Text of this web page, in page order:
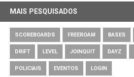
MAIS PESQUISADOS
SCOREBOARDS FREEROAM BASES
DRIFT LEVEL JOINQUIT DAYZ
POLICIAIS EVENTOS LOGIN